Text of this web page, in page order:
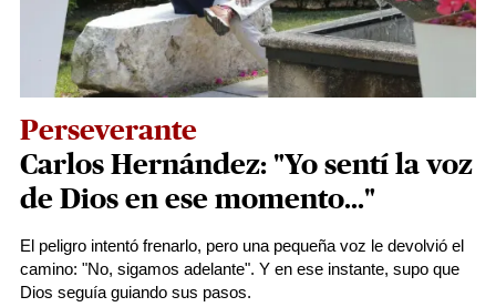
Perseverante
Carlos Hernández: "Yo sentí la voz
de Dios en ese momento..."
El peligro intentó frenarlo, pero una pequeña voz le devolvió el
camino: "No, sigamos adelante". Y en ese instante, supo que
Dios seguía guiando sus pasos.